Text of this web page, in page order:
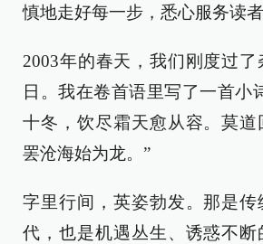
慎地走好每一步，悉心服务读者
2003年的春天，我们刚度过了
日。我在卷首语里写了一首小
十冬，饮尽霜天愈从容。莫道
罢沧海始为龙。”
字里行间，英姿勃发。那是
代，也是机遇丛生、诱惑不断